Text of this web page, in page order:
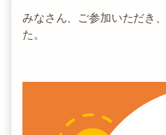
みなさん、ご参加いただき
た。